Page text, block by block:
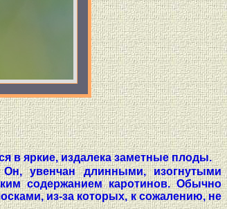
в яркие, издалека заметные плоды.
увенчан длинными, изогнутыми
содержанием каротинов. Обычно
из-за которых, к сожалению, не